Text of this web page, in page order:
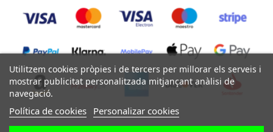
Utilitzem cookies pròpies i de tercers per millorar els serveis i
mostrar publicitat personalitzada mitjançant anàlisi de
navegació.
Política de cookies Personalizar cookies